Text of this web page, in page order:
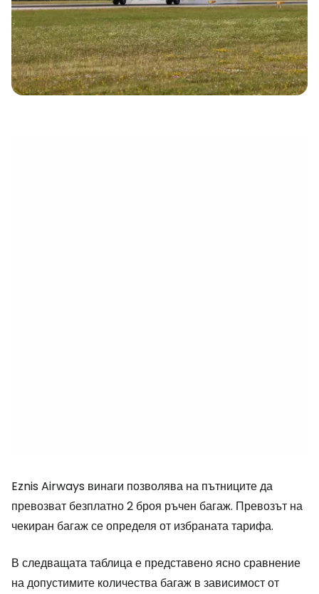
Eznis Airways винаги позволява на пътниците да
превозват безплатно 2 броя ръчен багаж. Превозът на
чекиран багаж се определя от избраната тарифа.
В следващата таблица е представено ясно сравнение
на допустимите количества багаж в зависимост от